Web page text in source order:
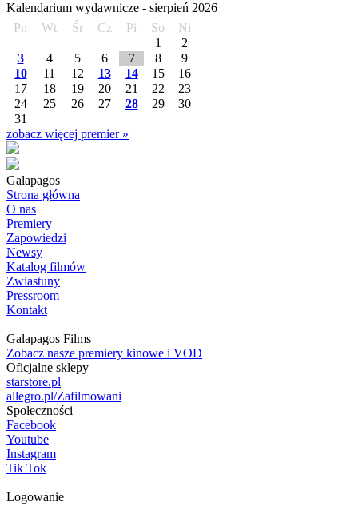
Kalendarium wydawnicze - sierpień 2026
Pn
Wt Śr Cz Pi So
Ni
1
2
3
4 5 6 7 8
9
10
11 12 13 14 15
16
17
18 19 20 21 22
23
24
25 26 27 28 29
30
31
zobacz więcej premier »
Galapagos
Strona główna
O nas
Premiery
Zapowiedzi
Newsy
Katalog filmów
Zwiastuny
Pressroom
Kontakt
Galapagos Films
Zobacz nasze premiery kinowe i VOD
Oficjalne sklepy
starstore.pl
allegro.pl/Zafilmowani
Społeczności
Facebook
Youtube
Instagram
Tik Tok
Logowanie